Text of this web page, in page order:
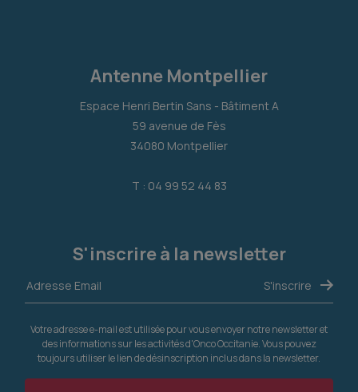
Antenne Montpellier
Espace Henri Bertin Sans - Bâtiment A
59 avenue de Fès
34080 Montpellier
T : 04 99 52 44 83
S'inscrire à la newsletter
Votre adresse e-mail est utilisée pour vous envoyer notre newsletter et
des informations sur les activités d'Onco Occitanie. Vous pouvez
toujours utiliser le lien de désinscription inclus dans la newsletter.